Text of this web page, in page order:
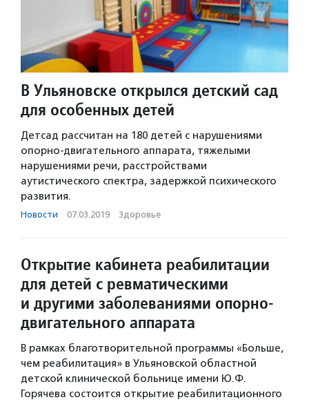
В Ульяновске открылся детский сад
для особенных детей
Детсад рассчитан на 180 детей с нарушениями
опорно-двигательного аппарата, тяжелыми
нарушениями речи, расстройствами
аутистического спектра, задержкой психического
развития.
Новости · 07.03.2019 · Здоровье
Открытие кабинета реабилитации
для детей с ревматическими
и другими заболеваниями опорно-
двигательного аппарата
В рамках благотворительной программы «Больше,
чем реабилитация» в Ульяновской областной
детской клинической больнице имени Ю.Ф.
Горячева состоится открытие реабилитационного